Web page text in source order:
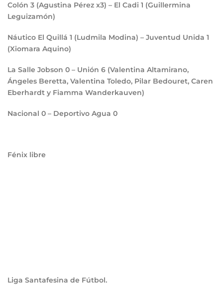
Colón 3 (Agustina Pérez x3) – El Cadi 1 (Guillermina
Leguizamón)
Náutico El Quillá 1 (Ludmila Modina) – Juventud Unida 1
(Xiomara Aquino)
La Salle Jobson 0 – Unión 6 (Valentina Altamirano,
Ángeles Beretta, Valentina Toledo, Pilar Bedouret, Caren
Eberhardt y Fiamma Wanderkauven)
Nacional 0 – Deportivo Agua 0
Fénix libre
Liga Santafesina de Fútbol.